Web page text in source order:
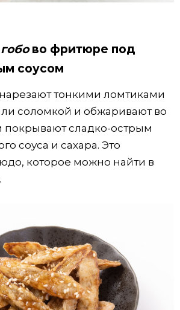
гобово фритюре под
соусом
тонкими ломтиками
соломкой и обжаривают во
покрывают сладко-острым
соуса и сахара. Это
которое можно найти в